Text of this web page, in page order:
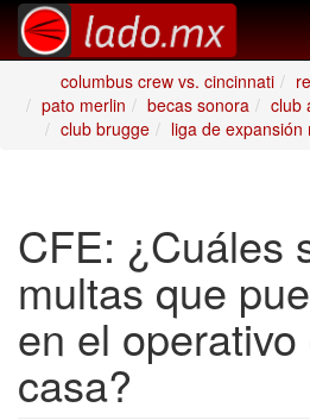
columbus crew vs. cincinnati
pato merlin
becas sonora club
club brugge
liga de expansión
CFE: ¿Cuáles
multas que
en el
casa?